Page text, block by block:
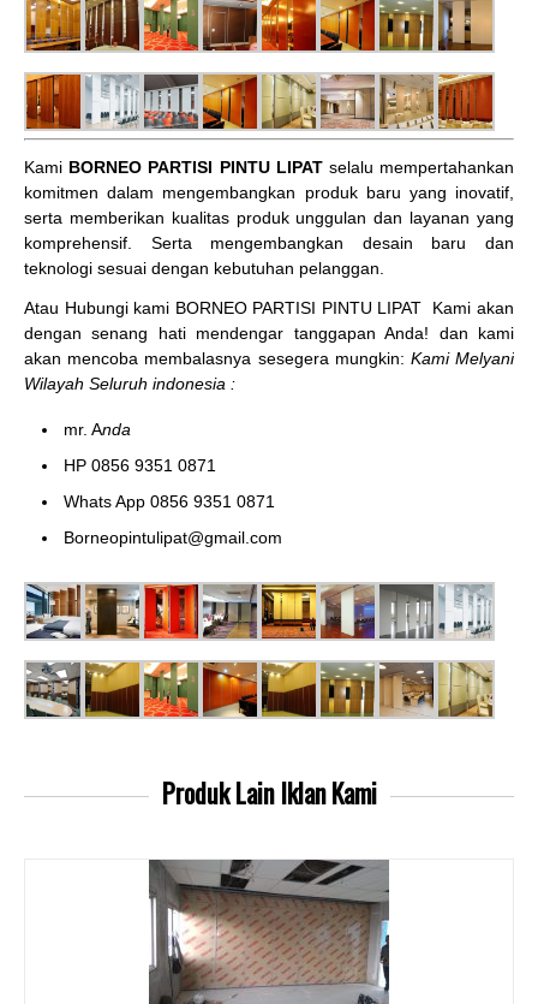
Kami BORNEO PARTISI PINTU LIPATselalu mempertahankan
komitmen dalam mengembangkan produk baru yang inovatif,
serta memberikan kualitas produk unggulan dan layanan yang
komprehensif. Serta mengembangkan desain baru dan
teknologi sesuai dengan kebutuhan pelanggan.
Atau Hubungi kami BORNEO PARTISI PINTU LIPAT
Kami akan
dengan senang hati mendengar tanggapan Anda! dan kami
akan mencoba membalasnya sesegera mungkin: Kami Melyani
Wilayah Seluruh indonesia :
mr. Anda
HP 0856 9351 0871
Whats App 0856 9351 0871
Borneopintulipat@gmail.com
Produk LainIklan Kami